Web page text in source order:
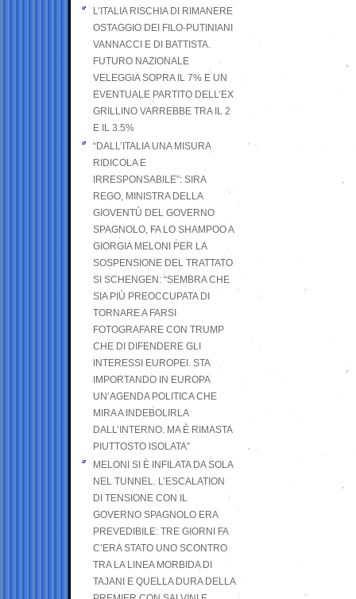
L’ITALIA RISCHIA DI RIMANERE
OSTAGGIO DEI FILO-PUTINIANI
VANNACCI E DI BATTISTA.
FUTURO NAZIONALE
VELEGGIA SOPRA IL 7% E UN
EVENTUALE PARTITO DELL’EX
GRILLINO VARREBBE TRA IL 2
E IL 3.5%
“DALL’ITALIA UNA MISURA
RIDICOLA E
IRRESPONSABILE”: SIRA
REGO, MINISTRA DELLA
GIOVENTÙ DEL GOVERNO
SPAGNOLO, FA LO SHAMPOO A
GIORGIA MELONI PER LA
SOSPENSIONE DEL TRATTATO
SI SCHENGEN: “SEMBRA CHE
SIA PIÙ PREOCCUPATA DI
TORNARE A FARSI
FOTOGRAFARE CON TRUMP
CHE DI DIFENDERE GLI
INTERESSI EUROPEI. STA
IMPORTANDO IN EUROPA
UN’AGENDA POLITICA CHE
MIRA A INDEBOLIRLA
DALL’INTERNO. MA È RIMASTA
PIUTTOSTO ISOLATA”
MELONI SI È INFILATA DA SOLA
NEL TUNNEL. L’ESCALATION
DI TENSIONE CON IL
GOVERNO SPAGNOLO ERA
PREVEDIBILE: TRE GIORNI FA
C’ERA STATO UNO SCONTRO
TRA LA LINEA MORBIDA DI
TAJANI E QUELLA DURA DELLA